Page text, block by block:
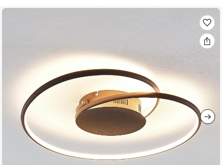
Zum
Bildgalerie
springen